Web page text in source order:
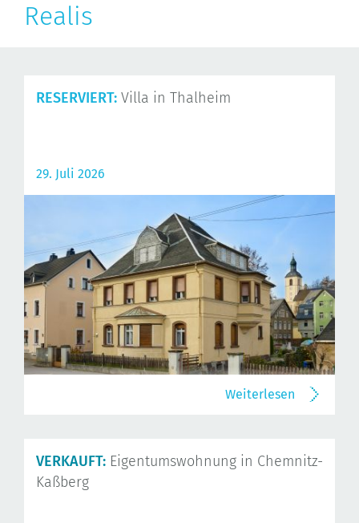
Realis
RESERVIERT: Villa in Thalheim
29. Juli 2026
Weiterlesen
VERKAUFT: Eigentumswohnung in Chemnitz-
Kaßberg